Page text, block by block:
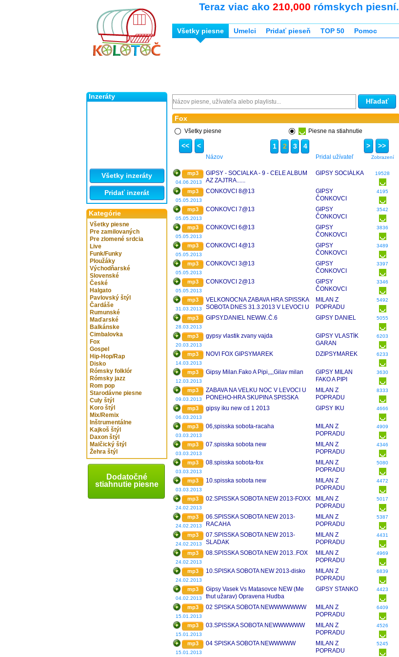
Inzeráty
Všetky inzeráty
Pridať inzerát
Kategórie
Všetky piesne
Pre zamilovaných
Pre zlomené srdcia
Live
Funk/Funky
Ploužáky
Východňarské
Slovenské
České
Halgato
Pavlovský štýl
Čardáše
Rumunské
Maďarské
Balkánske
Cimbalovka
Fox
Gospel
Hip-Hop/Rap
Disko
Rómsky folklór
Rómsky jazz
Rom pop
Starodávne piesne
Culy štýl
Koro štýl
Mix/Remix
Inštrumentálne
Kajkoš štýl
Daxon štýl
Malčický štýl
Žehra štýl
Dodatočné
stiahnutie piesne
Teraz viac ako 210,000 rómskych piesní.
Všetky piesne Umelci Pridať pieseň TOP 50 Pomoc
Hľadať
Fox
Všetky piesne Piesne na stiahnutie
<< < 1 2 3 4 > >>
Názov Pridal užívateľ Zobrazení
mp3
04.06.2013
GIPSY - SOCIALKA - 9 - CELE ALBUM
AZ ZAJTRA......
GIPSY SOCIÁLKA 19528
mp3
05.05.2013
CONKOVCI 8@13
GIPSY
ČONKOVCI
PRAHA
4195
mp3
05.05.2013
CONKOVCI 7@13
GIPSY
ČONKOVCI
PRAHA
3542
mp3
05.05.2013
CONKOVCI 6@13
GIPSY
ČONKOVCI
PRAHA
3836
mp3
05.05.2013
CONKOVCI 4@13
GIPSY
ČONKOVCI
PRAHA
3489
mp3
05.05.2013
CONKOVCI 3@13
GIPSY
ČONKOVCI
PRAHA
3397
mp3
05.05.2013
CONKOVCI 2@13
GIPSY
ČONKOVCI
PRAHA
3346
mp3
31.03.2013
VELKONOCNA ZABAVA HRA SPISSKA
SOBOTA DNES 31.3.2013 V LEVOCI U
PONEHO
MILAN Z
POPRADU
5492
mp3
28.03.2013
GIPSY.DANIEL NEWW..Č.6 GIPSY DANIEL 5055
mp3
20.03.2013
gypsy vlastik zvany vajda
GIPSY VLASTÍK
GARAN
6203
mp3
14.03.2013
NOVI FOX GIPSYMAREK DZIPSYMAREK 6233
mp3
12.03.2013
Gipsy Milan.Fako A Pipi,,,,Gilav milan
GIPSY MILAN
FAKO A PIPI
3630
mp3
09.03.2013
ZABAVA NA VELKU NOC V LEVOCI U
PONEHO-HRA SKUPINA SPISSKA
SOBOTA
MILAN Z
POPRADU
8333
mp3
06.03.2013
gipsy iku new cd 1 2013 GIPSY IKU 4666
mp3
03.03.2013
06,spisska sobota-racaha
MILAN Z
POPRADU
4909
mp3
03.03.2013
07.spisska sobota new
MILAN Z
POPRADU
4346
mp3
03.03.2013
08.spisska sobota-fox
MILAN Z
POPRADU
5080
mp3
03.03.2013
10.spisska sobota new
MILAN Z
POPRADU
4472
mp3
24.02.2013
02.SPISSKA SOBOTA NEW 2013-FOXX
MILAN Z
POPRADU
5017
mp3
24.02.2013
06.SPISSKA SOBOTA NEW 2013-
RACAHA
MILAN Z
POPRADU
5387
mp3
24.02.2013
07.SPISSKA SOBOTA NEW 2013-
SLADAK
MILAN Z
POPRADU
4431
mp3
24.02.2013
08.SPISSKA SOBOTA NEW 2013..FOX
MILAN Z
POPRADU
4969
mp3
24.02.2013
10.SPISKA SOBOTA NEW 2013-disko
MILAN Z
POPRADU
6839
mp3
04.02.2013
Gipsy Vasek Vs Matasovce NEW (Me
thut užarav) Opravena Hudba
GIPSY STANKO 4423
mp3
15.01.2013
02 SPISKA SOBOTA NEWWWWWWW
MILAN Z
POPRADU
6409
mp3
15.01.2013
03.SPISSKA SOBOTA NEWWWWWW
MILAN Z
POPRADU
4526
mp3
15.01.2013
04 SPISKA SOBOTA NEWWWWW
MILAN Z
POPRADU
5245